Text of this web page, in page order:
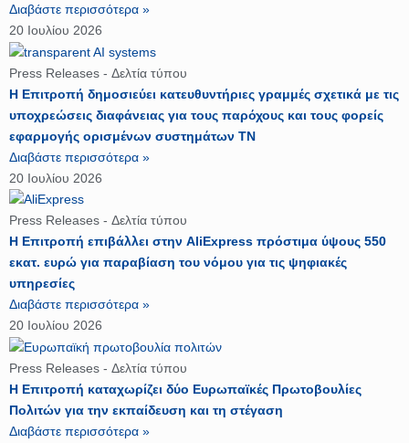
Διαβάστε περισσότερα »
20 Ιουλίου 2026
Press Releases - Δελτία τύπου
Η Επιτροπή δημοσιεύει κατευθυντήριες γραμμές σχετικά με τις
υποχρεώσεις διαφάνειας για τους παρόχους και τους φορείς
εφαρμογής ορισμένων συστημάτων ΤΝ
Διαβάστε περισσότερα »
20 Ιουλίου 2026
Press Releases - Δελτία τύπου
Η Επιτροπή επιβάλλει στην AliExpress πρόστιμα ύψους 550
εκατ. ευρώ για παραβίαση του νόμου για τις ψηφιακές
υπηρεσίες
Διαβάστε περισσότερα »
20 Ιουλίου 2026
Press Releases - Δελτία τύπου
Η Επιτροπή καταχωρίζει δύο Ευρωπαϊκές Πρωτοβουλίες
Πολιτών για την εκπαίδευση και τη στέγαση
Διαβάστε περισσότερα »